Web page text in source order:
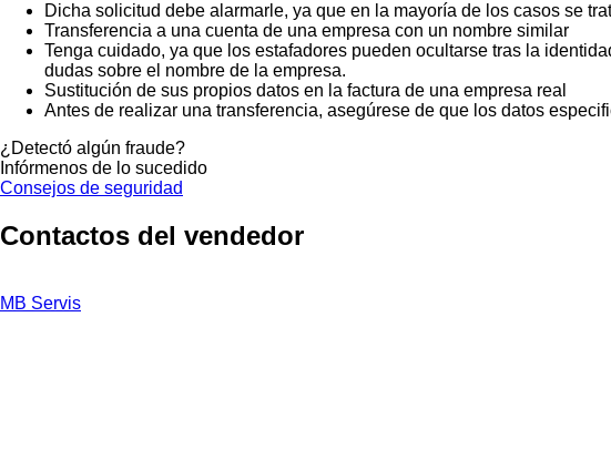
Dicha solicitud debe alarmarle, ya que en la mayoría de los casos se
Transferencia a una cuenta de una empresa con un nombre similar
Tenga cuidado, ya que los estafadores pueden ocultarse tras la
dudas sobre el nombre de la empresa.
Sustitución de sus propios datos en la factura de una empresa real
Antes de realizar una transferencia, asegúrese de que los datos
¿Detectó algún fraude?
Infórmenos de lo sucedido
Consejos de seguridad
Contactos del vendedor
MB Servis